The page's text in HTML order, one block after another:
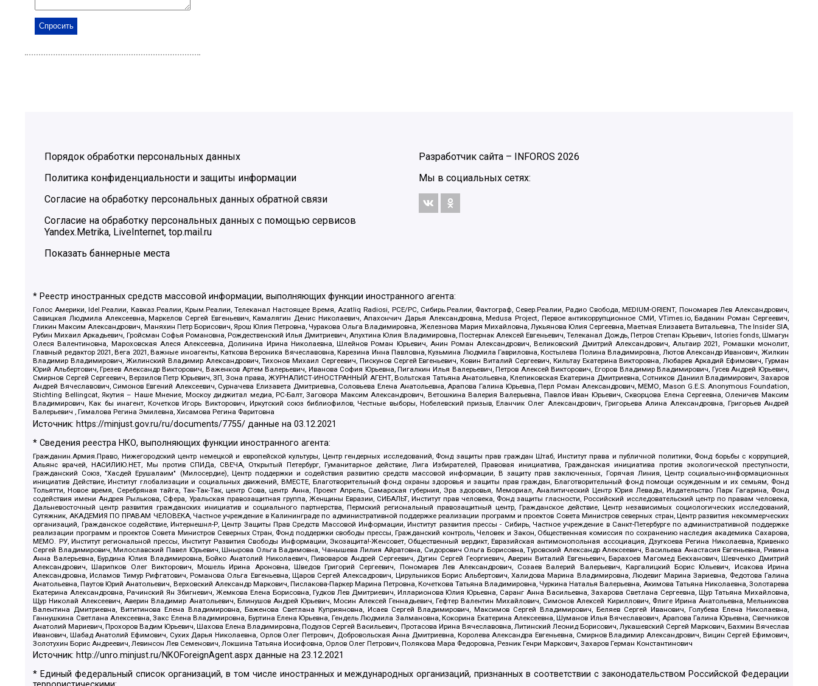
Порядок обработки персональных данных
Политика конфиденциальности и защиты информации
Согласие на обработку персональных данных обратной связи
Согласие на обработку персональных данных с помощью сервисов
Yandex.Metrika, LiveInternet, top.mail.ru
Показать баннерные места
Разработчик сайта – INFOROS 2026
Мы в социальных сетях:
* Реестр иностранных средств массовой информации, выполняющих функции иностранного агента:
Голос Америки, Idel.Реалии, Кавказ.Реалии, Крым.Реалии, Телеканал Настоящее Время, Azatliq Radiosi, PCE/PC, Сибирь.Реалии, Фактограф, Север.Реалии, Радио Свобода, MEDIUM-ORIENT, Пономарев Лев Александрович,
Савицкая Людмила Алексеевна, Маркелов Сергей Евгеньевич, Камалягин Денис Николаевич, Апахончич Дарья Александровна, Medusa Project, Первое антикоррупционное СМИ, VTimes.io, Баданин Роман Сергеевич,
Гликин Максим Александрович, Маняхин Петр Борисович, Ярош Юлия Петровна, Чуракова Ольга Владимировна, Железнова Мария Михайловна, Лукьянова Юлия Сергеевна, Маетная Елизавета Витальевна, The Insider SIA,
Рубин Михаил Аркадьевич, Гройсман Софья Романовна, Рождественский Илья Дмитриевич, Апухтина Юлия Владимировна, Постернак Алексей Евгеньевич, Телеканал Дождь, Петров Степан Юрьевич, Istories fonds, Шмагун
Олеся Валентиновна, Мароховская Алеся Алексеевна, Долинина Ирина Николаевна, Шлейнов Роман Юрьевич, Анин Роман Александрович, Великовский Дмитрий Александрович, Альтаир 2021, Ромашки монолит,
Главный редактор 2021, Вега 2021, Важные иноагенты, Каткова Вероника Вячеславовна, Карезина Инна Павловна, Кузьмина Людмила Гавриловна, Костылева Полина Владимировна, Лютов Александр Иванович, Жилкин
Владимир Владимирович, Жилинский Владимир Александрович, Тихонов Михаил Сергеевич, Пискунов Сергей Евгеньевич, Ковин Виталий Сергеевич, Кильтау Екатерина Викторовна, Любарев Аркадий Ефимович, Гурман
Юрий Альбертович, Грезев Александр Викторович, Важенков Артем Валерьевич, Иванова София Юрьевна, Пигалкин Илья Валерьевич, Петров Алексей Викторович, Егоров Владимир Владимирович, Гусев Андрей Юрьевич,
Смирнов Сергей Сергеевич, Верзилов Петр Юрьевич, ЗП, Зона права, ЖУРНАЛИСТ-ИНОСТРАННЫЙ АГЕНТ, Вольтская Татьяна Анатольевна, Клепиковская Екатерина Дмитриевна, Сотников Даниил Владимирович, Захаров
Андрей Вячеславович, Симонов Евгений Алексеевич, Сурначева Елизавета Дмитриевна, Соловьева Елена Анатольевна, Арапова Галина Юрьевна, Перл Роман Александрович, МЕМО, Mason G.E.S. Anonymous Foundation,
Stichting Bellingcat, Якутия – Наше Мнение, Москоу диджитал медиа, РС-Балт, Заговора Максим Александрович, Ветошкина Валерия Валерьевна, Павлов Иван Юрьевич, Скворцова Елена Сергеевна, Оленичев Максим
Владимирович, Как бы инагент, Кочетков Игорь Викторович, Иркутский союз библиофилов, Честные выборы, Нобелевский призыв, Еланчик Олег Александрович, Григорьева Алина Александровна, Григорьев Андрей
Валерьевич , Гималова Регина Эмилевна, Хисамова Регина Фаритовна
Источник: https://minjust.gov.ru/ru/documents/7755/ данные на03.12.2021
* Сведения реестра НКО, выполняющих функции иностранного агента:
Гражданин.Армия.Право, Нижегородский центр немецкой и европейской культуры, Центр гендерных исследований, Фонд защиты прав граждан Штаб, Институт права и публичной политики, Фонд борьбы с коррупцией,
Альянс врачей, НАСИЛИЮ.НЕТ, Мы против СПИДа, СВЕЧА, Открытый Петербург, Гуманитарное действие, Лига Избирателей, Правовая инициатива, Гражданская инициатива против экологической преступности,
Гражданский Союз, "Хасдей Ерушалаим" (Милосердие), Центр поддержки и содействия развитию средств массовой информации, В защиту прав заключенных, Горячая Линия, Центр социально-информационных
инициатив Действие, Институт глобализации и социальных движений, ВМЕСТЕ, Благотворительный фонд охраны здоровья и защиты прав граждан, Благотворительный фонд помощи осужденным и их семьям, Фонд
Тольятти, Новое время, Серебряная тайга, Так-Так-Так, центр Сова, центр Анна, Проект Апрель, Самарская губерния, Эра здоровья, Мемориал, Аналитический Центр Юрия Левады, Издательство Парк Гагарина, Фонд
содействия имени Андрея Рылькова, Сфера, Уральская правозащитная группа, Женщины Евразии, СИБАЛЬТ, Институт прав человека, Фонд защиты гласности, Российский исследовательский центр по правам человека,
Дальневосточный центр развития гражданских инициатив и социального партнерства, Пермский региональный правозащитный центр, Гражданское действие, Центр независимых социологических исследований,
Сутяжник, АКАДЕМИЯ ПО ПРАВАМ ЧЕЛОВЕКА, Частное учреждение в Калининграде по административной поддержке реализации программ и проектов Совета Министров северных стран, Центр развития некоммерческих
организаций, Гражданское содействие, Интернешнл-Р, Центр Защиты Прав Средств Массовой Информации, Институт развития прессы - Сибирь, Частное учреждение в Санкт-Петербурге по административной поддержке
реализации программ и проектов Совета Министров Северных Стран, Фонд поддержки свободы прессы, Гражданский контроль, Человек и Закон, Общественная комиссия по сохранению наследия академика Сахарова,
МЕМО. РУ, Институт региональной прессы, Институт Развития Свободы Информации, Экозащита!-Женсовет, Общественный вердикт, Евразийская антимонопольная ассоциация, Дзугкоева Регина Николаевна, Кривенко
Сергей Владимирович, Милославский Павел Юрьевич, Шнырова Ольга Вадимовна, Чанышева Лилия Айратовна, Сидорович Ольга Борисовна, Туровский Александр Алексеевич, Васильева Анастасия Евгеньевна, Ривина
Анна Валерьевна, Бурдина Юлия Владимировна, Бойко Анатолий Николаевич, Пивоваров Андрей Сергеевич, Дугин Сергей Георгиевич, Аверин Виталий Евгеньевич, Барахоев Магомед Бекханович, Шевченко Дмитрий
Александрович, Шарипков Олег Викторович, Мошель Ирина Ароновна, Шведов Григорий Сергеевич, Пономарев Лев Александрович, Созаев Валерий Валерьевич, Каргалицкий Борис Юльевич, Исакова Ирина
Александровна, Исламов Тимур Рифгатович, Романова Ольга Евгеньевна, Щаров Сергей Алексадрович, Цирульников Борис Альбертович, Халидова Марина Владимировна, Людевиг Марина Зариевна, Федотова Галина
Анатольевна, Паутов Юрий Анатольевич, Верховский Александр Маркович, Пислакова-Паркер Марина Петровна, Кочеткова Татьяна Владимировна, Чуркина Наталья Валерьевна, Акимова Татьяна Николаевна, Золотарева
Екатерина Александровна, Рачинский Ян Збигневич, Жемкова Елена Борисовна, Гудков Лев Дмитриевич, Илларионова Юлия Юрьевна, Саранг Анна Васильевна, Захарова Светлана Сергеевна, Щур Татьяна Михайловна,
Щур Николай Алексеевич, Аверин Владимир Анатольевич, Блинушов Андрей Юрьевич, Мосин Алексей Геннадьевич, Гефтер Валентин Михайлович, Симонов Алексей Кириллович, Флиге Ирина Анатольевна, Мельникова
Валентина Дмитриевна, Вититинова Елена Владимировна, Баженова Светлана Куприяновна, Исаев Сергей Владимирович, Максимов Сергей Владимирович, Беляев Сергей Иванович, Голубева Елена Николаевна,
Ганнушкина Светлана Алексеевна, Закс Елена Владимировна, Буртина Елена Юрьевна, Гендель Людмила Залмановна, Кокорина Екатерина Алексеевна, Шуманов Илья Вячеславович, Арапова Галина Юрьевна, Свечников
Анатолий Мариевич, Прохоров Вадим Юрьевич, Шахова Елена Владимировна, Подузов Сергей Васильевич, Протасова Ирина Вячеславовна, Литинский Леонид Борисович, Лукашевский Сергей Маркович, Бахмин Вячеслав
Иванович, Шабад Анатолий Ефимович, Сухих Дарья Николаевна, Орлов Олег Петрович, Добровольская Анна Дмитриевна, Королева Александра Евгеньевна, Смирнов Владимир Александрович, Вицин Сергей Ефимович,
Золотухин Борис Андреевич, Левинсон Лев Семенович, Локшина Татьяна Иосифовна, Орлов Олег Петрович, Полякова Мара Федоровна, Резник Генри Маркович, Захаров Герман Константинович
Источник: http://unro.minjust.ru/NKOForeignAgent.aspx данные на23.12.2021
* Единый федеральный список организаций, в том числе иностранных и международных организаций, признанных в соответствии с законодательством Российской Федерации